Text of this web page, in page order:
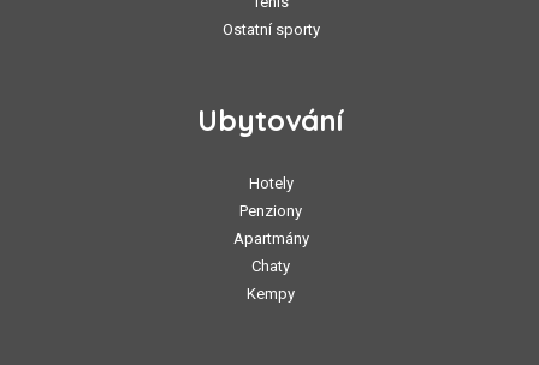
Ostatní sporty
Ubytování
Hotely
Penziony
Apartmány
Chaty
Kempy